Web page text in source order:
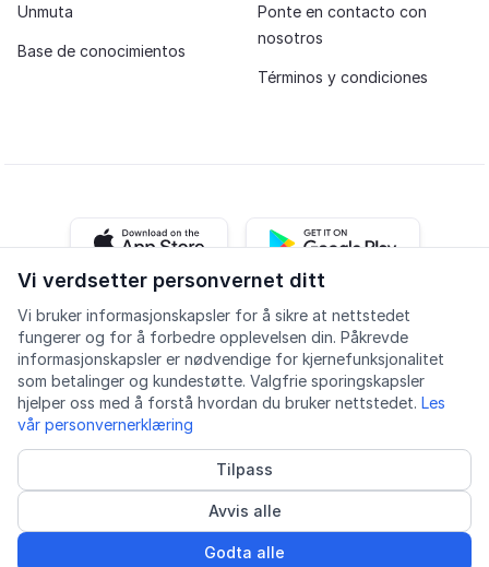
Vi verdsetter personvernet ditt
Vi bruker informasjonskapsler for å sikre at nettstedet
fungerer og for å forbedre opplevelsen din. Påkrevde
informasjonskapsler er nødvendige for kjernefunksjonalitet
som betalinger og kundestøtte. Valgfrie sporingskapsler
hjelper oss med å forstå hvordan du bruker nettstedet. Les
vår personvernerklæring
Tilpass
Avvis alle
Godta alle
Unmuta
Base de conocimientos
Ponte en contacto con
nosotros
Términos y condiciones
iOS app Android app
FacebookInstagram
YoutubeLinkedIn
Informasjonskapsler
Proveedor de cursos acreditado